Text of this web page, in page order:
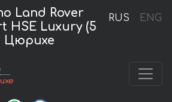
RUS ENG
Land Rover
HSE Luxury (5
Цюрихе